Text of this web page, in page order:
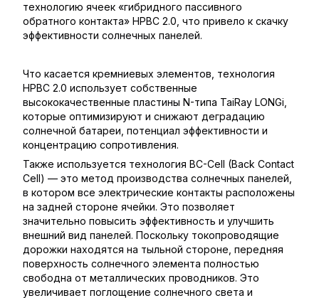
технологию ячеек «гибридного пассивного
обратного контакта» HPBC 2.0, что привело к скачку
эффективности солнечных панелей.
Что касается кремниевых элементов, технология
HPBC 2.0 использует собственные
высококачественные пластины N-типа TaiRay LONGi,
которые оптимизируют и снижают деградацию
солнечной батареи, потенциал эффективности и
концентрацию сопротивления.
Также используется технология BC-Cell (Back Contact
Cell) — это метод производства солнечных панелей,
в котором все электрические контакты расположены
на задней стороне ячейки. Это позволяет
значительно повысить эффективность и улучшить
внешний вид панелей. Поскольку токопроводящие
дорожки находятся на тыльной стороне, передняя
поверхность солнечного элемента полностью
свободна от металлических проводников. Это
увеличивает поглощение солнечного света и